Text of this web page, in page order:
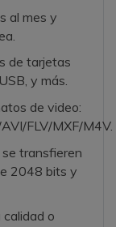
al mes y
de tarjetas
y más.
de video:
FLV/MXF/M4V.
transfieren
2048 bits y
calidad o